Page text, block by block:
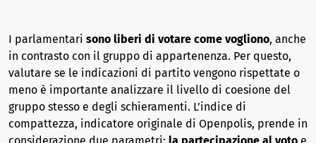
I parlamentari sono liberi di votare come vogliono, anche
in contrasto con il gruppo di appartenenza. Per questo,
valutare se le indicazioni di partito vengono rispettate o
meno è importante analizzare il livello di coesione del
gruppo stesso e degli schieramenti. L’indice di
compattezza, indicatore originale di Openpolis, prende in